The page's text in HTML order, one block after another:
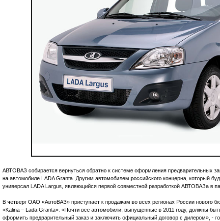
АВТОВАЗ собирается вернуться обратно к системе оформления предварительных
на автомобиле LADA Granta. Другим автомобилем российского концерна, который
универсал LADA Largus, являющийся первой совместной разработкой АВТОВАЗа в
В четверг ОАО «АвтоВАЗ» приступает к продажам во всех регионах России нового
«Kalina – Lada Granta». «Почти все автомобили, выпущенные в 2011 году, должны
оформить предварительный заказ и заключить официальный договор с дилером», -